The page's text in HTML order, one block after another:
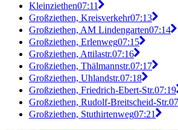
Kleinziethen07:11
Großziethen, Kreisverkehr07:13
Großziethen, AM Lindengarten07:14
Großziethen, Erlenweg07:15
Großziethen, Attilastr.07:16
Großziethen, Thälmannstr.07:17
Großziethen, Uhlandstr.07:18
Großziethen, Friedrich-Ebert-Str.07:19
Großziethen, Rudolf-Breitscheid-Str.
Großziethen, Stuthirtenweg07:21